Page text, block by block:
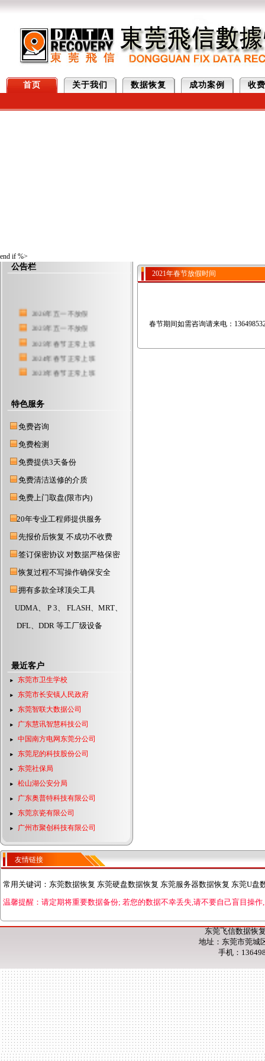
首页 关于我们 数据恢复 成功案例 收
end if %>
公告栏
2026年五一不放假
2025年五一不放假
2024年春节正常上班
2023年春节正常上班
东莞硬盘数据恢复中心
2021年春节放假时间
东莞服务器数据恢复公司
2018年元旦正常上班
2017春节放假1月19
2020春节期间，不放假
2015年春节正常上班
2014年清明节正常上班
东莞数据恢复公司
东莞数据恢复中心
东莞硬盘数据恢复
特色服务
免费咨询
免费检测
免费提供3天备份
免费清洁送修的介质
免费上门取盘(限市内)
20年专业工程师提供服务
先报价后恢复 不成功不收费
签订保密协议 对数据严格保密
恢复过程不写操作确保安全
拥有多款全球顶尖工具
UDMA、 P 3、 FLASH、MRT、
DFL、DDR 等工厂级设备
最近客户
东莞市卫生学校
东莞市长安镇人民政府
东莞智联大数据公司
广东慧讯智慧科技公司
中国南方电网东莞分公司
东莞尼的科技股份公司
东莞社保局
松山湖公安分局
广东奥普特科技有限公司
东莞京瓷有限公司
广州市聚创科技有限公司
2021年春节放假时间
春节期间如需咨询请来电：
友情链接
常用关键词： 东莞数据恢复 东莞硬盘数据恢复 东莞服务器数据恢复 东莞U
温馨提醒：请定期将重要数据备份; 若您的数据不幸丢失,请不要自己盲目操
东莞飞信数据恢
地址：东莞市莞
手机：